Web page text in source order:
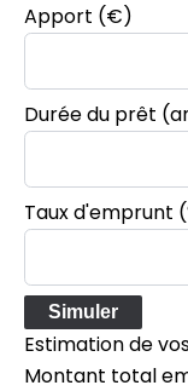
Apport (€)
Durée du prêt
Taux d'emprunt
Simuler
Estimation de
Montant total